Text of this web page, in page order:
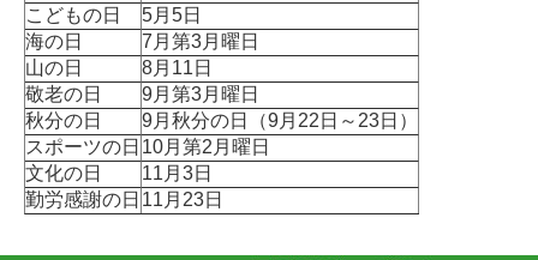
こどもの日
5月5日
海の日
7月第3月曜日
山の日
8月11日
敬老の日
9月第3月曜日
秋分の日
9月秋分の日（9月22日～23日）
スポーツの日 10月第2月曜日
文化の日
11月3日
勤労感謝の日 11月23日